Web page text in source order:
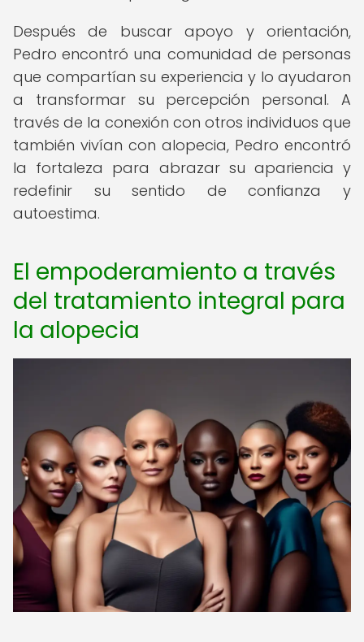
Después de buscar apoyo y orientación,
Pedro encontró una comunidad de personas
que compartían su experiencia y lo ayudaron
a transformar su percepción personal. A
través de la conexión con otros individuos que
también vivían con alopecia, Pedro encontró
la fortaleza para abrazar su apariencia y
redefinir su sentido de confianza y
autoestima.
El empoderamiento a través
del tratamiento integral para
la alopecia